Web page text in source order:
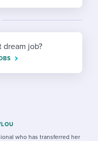
people
employer brand
processes
experiences
tutorials
resources
dream job?
who has transferred her